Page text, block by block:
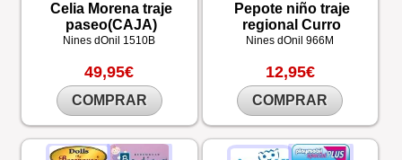
Celia Morena traje
paseo(CAJA)
Nines dOnil 1510B
49,95€
COMPRAR
Pepote niño traje
regional Curro
Nines dOnil966M
12,95€
COMPRAR